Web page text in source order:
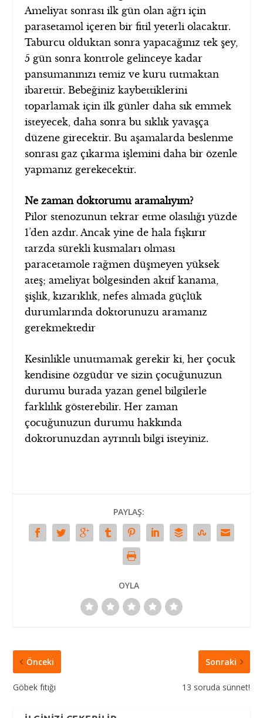
Ameliyat sonrası ilk gün olan ağrı için
parasetamol içeren bir fitil yeterli olacaktır.
Taburcu olduktan sonra yapacağınız tek şey,
5 gün sonra kontrole gelinceye kadar
pansumanınızı temiz ve kuru tutmaktan
ibarettir. Bebeğiniz kaybettiklerini
toparlamak için ilk günler daha sık emmek
isteyecek, daha sonra bu sıklık yavaşça
düzene girecektir. Bu aşamalarda beslenme
sonrası gaz çıkarma işlemini daha bir özenle
yapmanız gerekecektir.
Ne zaman doktorumu aramalıyım?
Pilor stenozunun tekrar etme olasılığı yüzde
1’den azdır. Ancak yine de hala fışkırır
tarzda sürekli kusmaları olması
paracetamole rağmen düşmeyen yüksek
ateş; ameliyat bölgesinden aktif kanama,
şişlik, kızarıklık, nefes almada güçlük
durumlarında doktorunuzu aramanız
gerekmektedir
Kesinlikle unutmamak gerekir ki, her çocuk
kendisine özgüdür ve sizin çocuğunuzun
durumu burada yazan genel bilgilerle
farklılık gösterebilir. Her zaman
çocuğunuzun durumu hakkında
doktorunuzdan ayrıntılı bilgi isteyiniz.
PAYLAŞ:
OYLA
Önceki
Göbek fıtığı
Sonraki
13 soruda sünnet!